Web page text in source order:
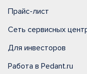
Прайс-лист
Сеть сервисных
Для инвесторов
Работа в Pedant.ru